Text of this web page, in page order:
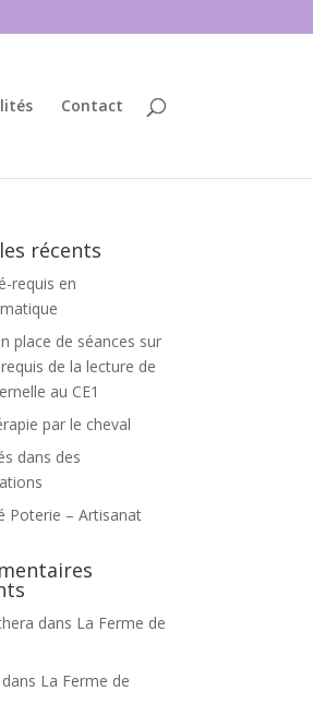
Contact
récents
requis en
place de séances sur
de la lecture de
au CE1
par le cheval
dans des
Poterie – Artisanat
dans La Ferme de
dans La Ferme de